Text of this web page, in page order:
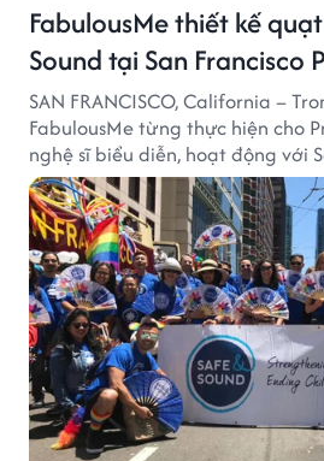
FabulousMe thiết kế
Sound tại San Francisco
SAN FRANCISCO, California –
FabulousMe từng thực hiện cho
nghệ sĩ biểu diễn, hoạt động với
2019 mang một bối cảnh khác
chức phi lợi nhuận tại San
lĩnh vực phòng ngừa bạo hành
và xây dựng môi trường an toàn